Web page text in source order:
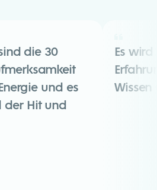
die 30
und es
der Hit und
Es